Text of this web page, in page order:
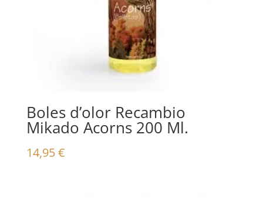
Boles d’olor Recambio
Mikado Acorns 200 Ml.
14,95€